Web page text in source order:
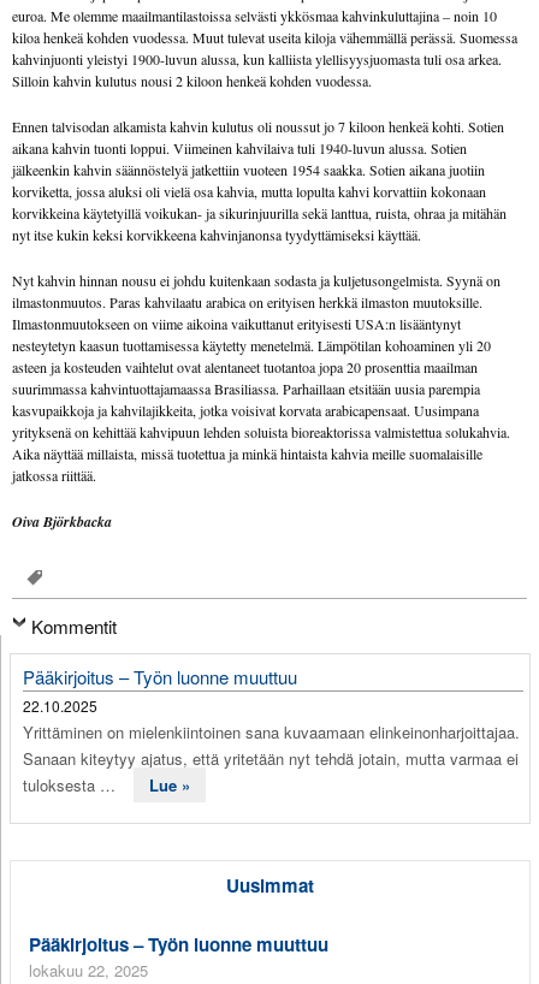
euroa. Me olemme maailmantilastoissa selvästi ykkösmaa kahvinkuluttajina – noin 10
kiloa henkeä kohden vuodessa. Muut tulevat useita kiloja vähemmällä perässä. Suomessa
kahvinjuonti yleistyi 1900-luvun alussa, kun kalliista ylellisyysjuomasta tuli osa arkea.
Silloin kahvin kulutus nousi 2 kiloon henkeä kohden vuodessa.
Ennen talvisodan alkamista kahvin kulutus oli noussut jo 7 kiloon henkeä kohti. Sotien
aikana kahvin tuonti loppui. Viimeinen kahvilaiva tuli 1940-luvun alussa. Sotien
jälkeenkin kahvin säännöstelyä jatkettiin vuoteen 1954 saakka. Sotien aikana juotiin
korviketta, jossa aluksi oli vielä osa kahvia, mutta lopulta kahvi korvattiin kokonaan
korvikkeina käytetyillä voikukan- ja sikurinjuurilla sekä lanttua, ruista, ohraa ja mitähän
nyt itse kukin keksi korvikkeena kahvinjanonsa tyydyttämiseksi käyttää.
Nyt kahvin hinnan nousu ei johdu kuitenkaan sodasta ja kuljetusongelmista. Syynä on
ilmastonmuutos. Paras kahvilaatu arabica on erityisen herkkä ilmaston muutoksille.
Ilmastonmuutokseen on viime aikoina vaikuttanut erityisesti USA:n lisääntynyt
nesteytetyn kaasun tuottamisessa käytetty menetelmä. Lämpötilan kohoaminen yli 20
asteen ja kosteuden vaihtelut ovat alentaneet tuotantoa jopa 20 prosenttia maailman
suurimmassa kahvintuottajamaassa Brasiliassa. Parhaillaan etsitään uusia parempia
kasvupaikkoja ja kahvilajikkeita, jotka voisivat korvata arabicapensaat. Uusimpana
yrityksenä on kehittää kahvipuun lehden soluista bioreaktorissa valmistettua solukahvia.
Aika näyttää millaista, missä tuotettua ja minkä hintaista kahvia meille suomalaisille
jatkossa riittää.
Oiva Björkbacka
Kommentit
Pääkirjoitus – Työn luonne muuttuu
22.10.2025
Yrittäminen on mielenkiintoinen sana kuvaamaan elinkeinonharjoittajaa.
Sanaan kiteytyy ajatus, että yritetään nyt tehdä jotain, mutta varmaa ei
tuloksesta …
Lue »
Uusimmat
Pääkirjoitus – Työn luonne muuttuu
lokakuu 22, 2025